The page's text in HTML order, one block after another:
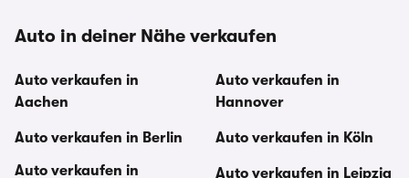
Auto in deiner Nähe verkaufen
Auto verkaufen in
Aachen
Auto verkaufen in Berlin
Auto verkaufen in
Auto verkaufen in
Hannover
Auto verkaufen in Köln
Auto verkaufen in Leipzig